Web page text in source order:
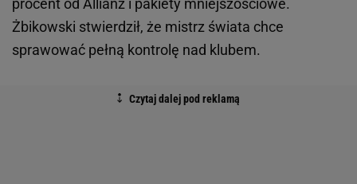
procent od Allianz i pakiety mniejszościowe.
Żbikowski stwierdził, że mistrz świata chce
sprawować pełną kontrolę nad klubem.